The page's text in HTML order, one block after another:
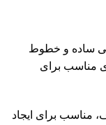
ساده و خطوط
مناسب برای
مناسب برای ایجاد